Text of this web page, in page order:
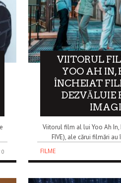
0
VIITORUL
YOO AH IN,
ÎNCHEIAT
DEZVĂLUIE
Viitorul film al lui Yoo Ah In,
FIVE), ale cărui filmări
FILME